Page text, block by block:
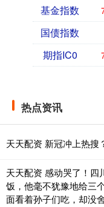
基金指数
国债指数
期指IC0
热点资讯
天天配资 新冠冲上热搜
天天配资 感动哭了！四
饭，他毫不犹豫地给三
面看着孙子们吃，却没